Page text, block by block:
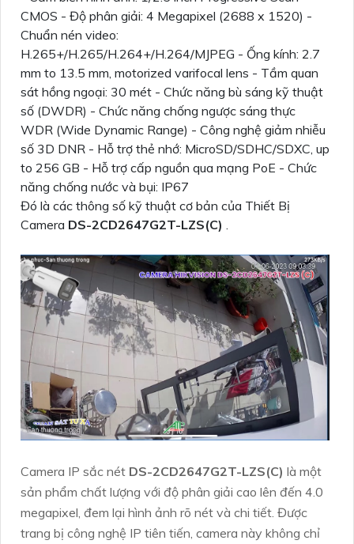
CMOS - Độ phân giải: 4 Megapixel (2688 x 1520) -
Chuẩn nén video:
H.265+/H.265/H.264+/H.264/MJPEG - Ống kính: 2.7
mm to 13.5 mm, motorized varifocal lens - Tầm quan
sát hồng ngoại: 30 mét - Chức năng bù sáng kỹ thuật
số (DWDR) - Chức năng chống ngược sáng thực
WDR (Wide Dynamic Range) - Công nghệ giảm nhiễu
số 3D DNR - Hỗ trợ thẻ nhớ: MicroSD/SDHC/SDXC, up
to 256 GB - Hỗ trợ cấp nguồn qua mạng PoE - Chức
năng chống nước và bụi: IP67
Đó là các thông số kỹ thuật cơ bản của Thiết Bị
Camera DS-2CD2647G2T-LZS(C) .
Camera IP sắc nét DS-2CD2647G2T-LZS(C) là một
sản phẩm chất lượng với độ phân giải cao lên đến 4.0
megapixel, đem lại hình ảnh rõ nét và chi tiết. Được
trang bị công nghệ IP tiên tiến, camera này không chỉ